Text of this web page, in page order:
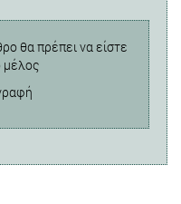
θα πρέπει να είστε
μέλος